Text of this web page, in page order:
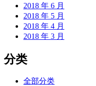
2018 年 6 月
2018 年 5 月
2018 年 4 月
2018 年 3 月
分类
全部分类